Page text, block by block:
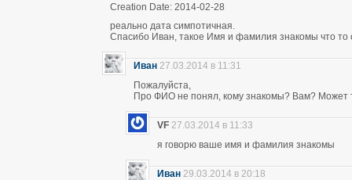
Creation Date: 2014-02-28
реально дата симпотичная.
Спасибо Иван, такое Имя и фамилия знакомы что то
Иван 27.03.2014 в 11:31
Пожалуйста,
Про ФИО не понял, кому знакомы? Вам? Может
VF 27.03.2014 в 11:33
я говорю ваше имя и фамилия знакомы
Иван 29.03.2014 в 20:18